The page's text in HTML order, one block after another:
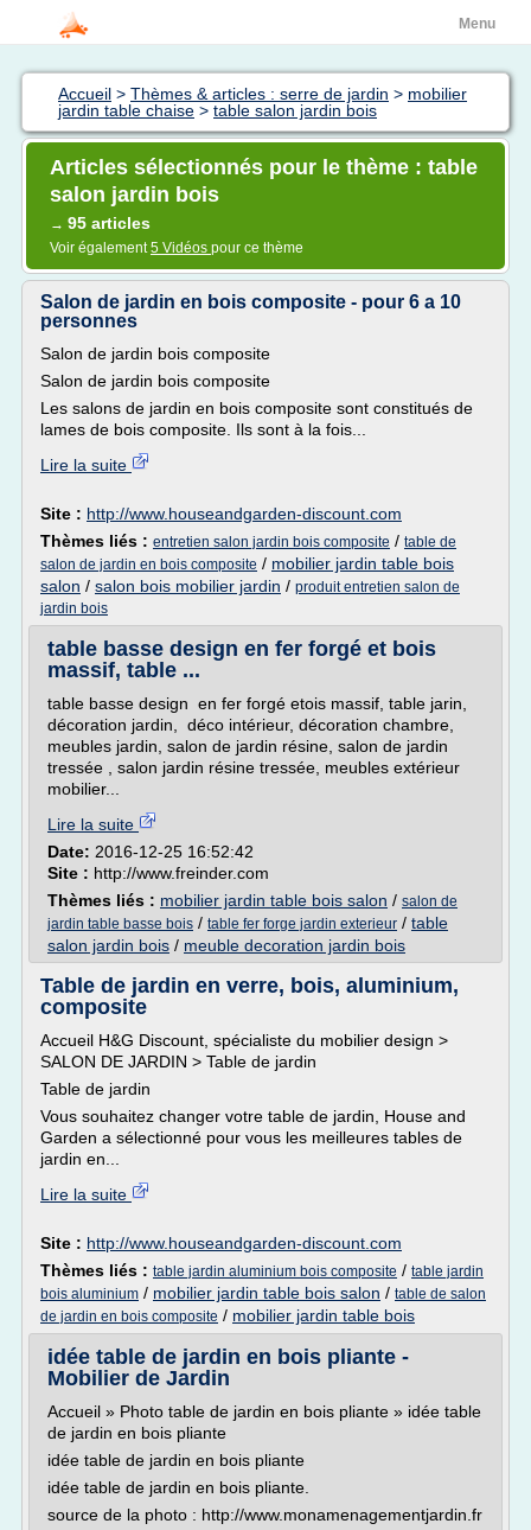
Menu
Accueil > Thèmes & articles : serre de jardin > mobilier
jardin table chaise > table salon jardin bois
Articles sélectionnés pour le thème : table
salon jardin bois
→ 95 articles
Voir également5 Vidéos pour ce thème
Salon de jardin en bois composite - pour 6 a 10
personnes
Salon de jardin bois composite
Salon de jardin bois composite
Les salons de jardin en bois composite sont constitués de
lames de bois composite. Ils sont à la fois...
Lire la suite
Site : http://www.houseandgarden-discount.com
Thèmes liés : entretien salon jardin bois composite / table de
salon de jardin en bois composite / mobilier jardin table bois
salon / salon bois mobilier jardin / produit entretien salon de
jardin bois
table basse design en fer forgé et bois
massif, table ...
table basse design en fer forgé etois massif, table jarin,
décoration jardin, déco intérieur, décoration chambre,
meubles jardin, salon de jardin résine, salon de jardin
tressée , salon jardin résine tressée, meubles extérieur
mobilier...
Lire la suite
Date: 2016-12-25 16:52:42
Site : http://www.freinder.com
Thèmes liés : mobilier jardin table bois salon / salon de
jardin table basse bois / table fer forge jardin exterieur / table
salon jardin bois / meuble decoration jardin bois
Table de jardin en verre, bois, aluminium,
composite
Accueil H&G Discount, spécialiste du mobilier design >
SALON DE JARDIN > Table de jardin
Table de jardin
Vous souhaitez changer votre table de jardin, House and
Garden a sélectionné pour vous les meilleures tables de
jardin en...
Lire la suite
Site : http://www.houseandgarden-discount.com
Thèmes liés : table jardin aluminium bois composite / table jardin
bois aluminium / mobilier jardin table bois salon / table de salon
de jardin en bois composite / mobilier jardin table bois
idée table de jardin en bois pliante -
Mobilier de Jardin
Accueil » Photo table de jardin en bois pliante » idée table
de jardin en bois pliante
idée table de jardin en bois pliante
idée table de jardin en bois pliante.
source de la photo : http://www.monamenagementjardin.fr